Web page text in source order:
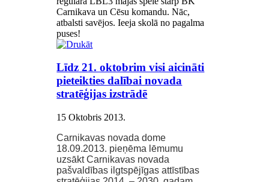
Carnikava un Cēsu komandu. Nāc,
atbalsti savējos. Ieeja skolā no pagalma
puses!
Līdz 21. oktobrim visi aicināti
pieteikties dalībai novada
stratēģijas izstrādē
15 Oktobris 2013.
Carnikavas novada dome
18.09.2013. pieņēma lēmumu
uzsākt Carnikavas novada
pašvaldības ilgtspējīgas attīstības